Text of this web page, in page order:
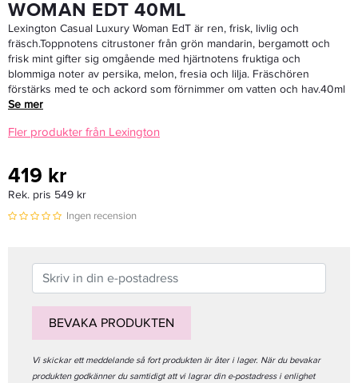
WOMAN EDT 40ML
Lexington Casual Luxury Woman EdT är ren, frisk, livlig och
fräsch.Toppnotens citrustoner från grön mandarin, bergamott och
frisk mint gifter sig omgående med hjärtnotens fruktiga och
blommiga noter av persika, melon, fresia och lilja. Fräschören
förstärks med te och ackord som förnimmer om vatten och hav.40ml
Se mer
Fler produkter från Lexington
419 kr
Rek. pris 549 kr
Ingen recension
BEVAKA PRODUKTEN
Vi skickar ett meddelande så fort produkten är åter i lager. När du bevakar
produkten godkänner du samtidigt att vi lagrar din e-postadress i enlighet